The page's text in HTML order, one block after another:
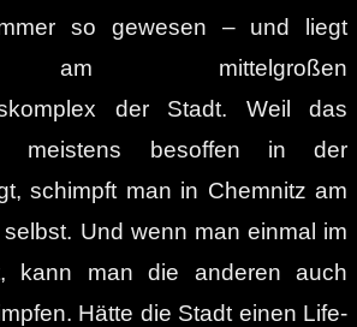
so gewesen – und liegt
am mittelgroßen
der Stadt. Weil das
meistens besoffen in der
schimpft man in Chemnitz am
Und wenn man einmal im
kann man die anderen auch
Hätte die Stadt einen Life-